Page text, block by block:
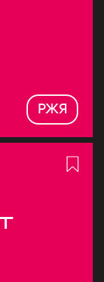
РЖЯ